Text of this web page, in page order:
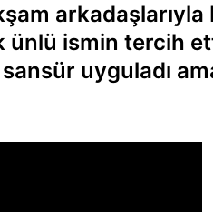
arkadaşlarıyla
ismin tercih
uyguladı